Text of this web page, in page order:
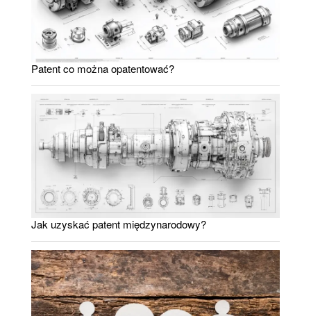
Patent co można opatentować?
Jak uzyskać patent międzynarodowy?